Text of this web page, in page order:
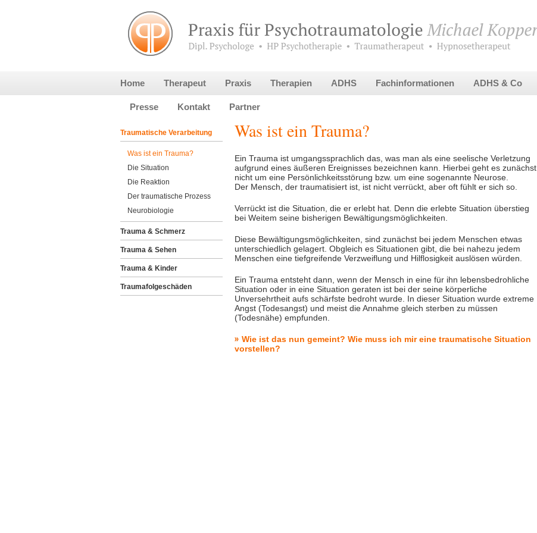
Home Therapeut Praxis Therapien ADHS Fachinformationen ADHS & Co
Presse Kontakt Partner
Traumatische Verarbeitung
Was ist ein Trauma?
Die Situation
Die Reaktion
Der traumatische Prozess
Neurobiologie
Trauma & Schmerz
Trauma & Sehen
Trauma & Kinder
Traumafolgeschäden
Was ist ein Trauma?
Ein Trauma ist umgangssprachlich das, was man als eine seelische Verletzung
aufgrund eines äußeren Ereignisses bezeichnen kann. Hierbei geht es zunächst
nicht um eine Persönlichkeitsstörung bzw. um eine sogenannte Neurose.
Der Mensch, der traumatisiert ist, ist nicht verrückt, aber oft fühlt er sich so.
Verrückt ist die Situation, die er erlebt hat. Denn die erlebte Situation überstieg
bei Weitem seine bisherigen Bewältigungsmöglichkeiten.
Diese Bewältigungsmöglichkeiten, sind zunächst bei jedem Menschen etwas
unterschiedlich gelagert. Obgleich es Situationen gibt, die bei nahezu jedem
Menschen eine tiefgreifende Verzweiflung und Hilflosigkeit auslösen würden.
Ein Trauma entsteht dann, wenn der Mensch in eine für ihn lebensbedrohliche
Situation oder in eine Situation geraten ist bei der seine körperliche
Unversehrtheit aufs schärfste bedroht wurde. In dieser Situation wurde extreme
Angst (Todesangst) und meist die Annahme gleich sterben zu müssen
(Todesnähe) empfunden.
Wie ist das nun gemeint? Wie muss ich mir eine traumatische Situation
vorstellen?